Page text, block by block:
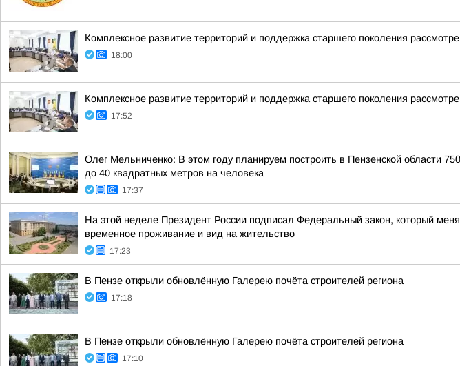
Комплексное развитие территорий и поддержка старшего поколения
18:00
Комплексное развитие территорий и поддержка старшего поколения
17:52
Олег Мельниченко: В этом году планируем построить в Пензенской области
до 40 квадратных метров на человека
17:37
На этой неделе Президент России подписал Федеральный закон, который
временное проживание и вид на жительство
17:23
В Пензе открыли обновлённую Галерею почёта строителей региона
17:18
В Пензе открыли обновлённую Галерею почёта строителей региона
17:10